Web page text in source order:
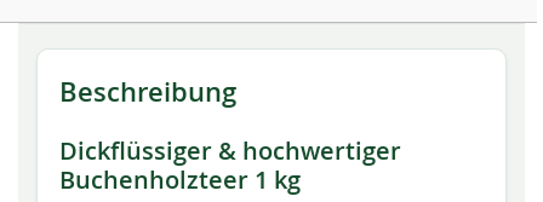
Beschreibung
Dickflüssiger & hochwertiger
Buchenholzteer 1 kg